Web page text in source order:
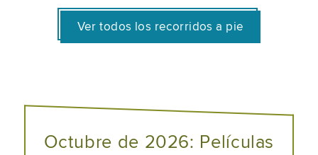
Ver todos los recorridos a pie
Octubre de 2026: Películas